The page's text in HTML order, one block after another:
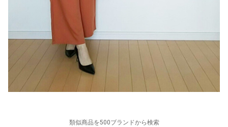
類似商品を500ブランドから検索